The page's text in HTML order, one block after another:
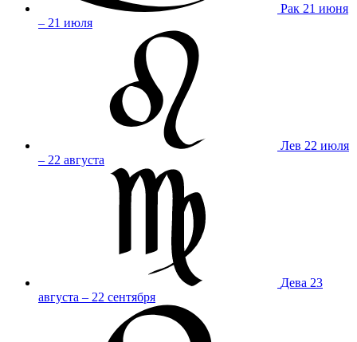
Рак 21 июня
– 21 июля
Лев 22 июля
– 22 августа
Дева 23
августа – 22 сентября